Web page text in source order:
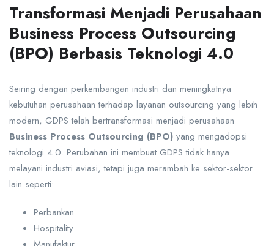
Transformasi Menjadi Perusahaan
Business Process Outsourcing
(BPO) Berbasis Teknologi 4.0
Seiring dengan perkembangan industri dan meningkatnya
kebutuhan perusahaan terhadap layanan outsourcing yang lebih
modern, GDPS telah bertransformasi menjadi perusahaan
Business Process Outsourcing (BPO) yang mengadopsi
teknologi 4.0. Perubahan ini membuat GDPS tidak hanya
melayani industri aviasi, tetapi juga merambah ke sektor-sektor
lain seperti:
Perbankan
Hospitality